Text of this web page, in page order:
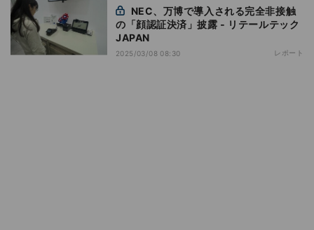
の「顔認証決済」披露 ‐ リテールテック
JAPAN
2025/03/08 08:30 レポート